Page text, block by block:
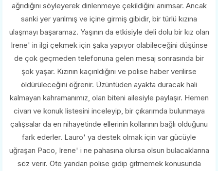
ağrıdığını söyleyerek dinlenmeye çekildiğini anımsar. Ancak
sanki yer yarılmış ve içine girmiş gibidir, bir türlü kızına
ulaşmayı başaramaz. Yaşının da etkisiyle deli dolu bir kız olan
Irene' in ilgi çekmek için şaka yapıyor olabileceğini düşünse
de çok geçmeden telefonuna gelen mesaj sonrasında bir
şok yaşar. Kızının kaçırıldığını ve polise haber verilirse
öldürüleceğini öğrenir. Üzüntüden ayakta duracak hali
kalmayan kahramanımız, olan biteni ailesiyle paylaşır. Hemen
civarı ve konuk listesini inceleyip, bir çıkarımda bulunmaya
çalışsalar da en nihayetinde ellerinin kollarının bağlı olduğunu
fark ederler. Lauro' ya destek olmak için var gücüyle
uğraşan Paco, Irene' i ne pahasına olursa olsun bulacaklarına
söz verir. Öte yandan polise gidip gitmemek konusunda